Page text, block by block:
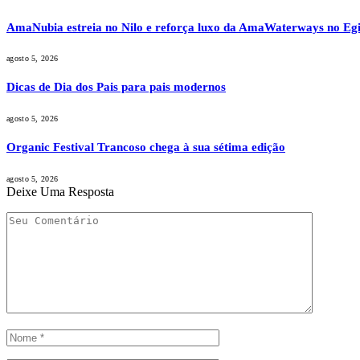
AmaNubia estreia no Nilo e reforça luxo da AmaWaterways no
agosto 5, 2026
Dicas de Dia dos Pais para pais modernos
agosto 5, 2026
Organic Festival Trancoso chega à sua sétima edição
agosto 5, 2026
Deixe Uma Resposta